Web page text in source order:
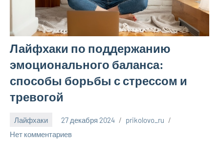
Лайфхаки по поддержанию
эмоционального баланса:
способы борьбы с стрессом и
тревогой
Лайфхаки 27 декабря 2024
prikolovo_ru
Нет комментариев